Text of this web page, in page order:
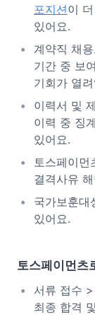
포지션이
있어요.
계약직 채
기간 중 보
기회가 열
이력서 및
이력 중 징
있어요.
토스페이먼
결격사유
국가보훈대
있어요.
토스페이먼츠
서류 접수
최종 합격